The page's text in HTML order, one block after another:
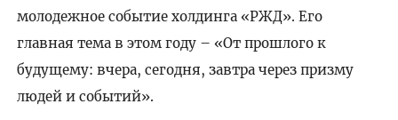
молодежное событие холдинга «РЖД». Его
главная тема в этом году – «От прошлого к
будущему: вчера, сегодня, завтра через призму
людей и событий».